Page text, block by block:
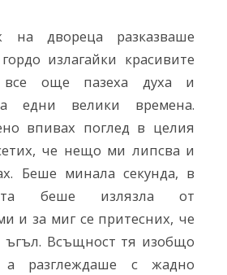
на двореца разказваше
излагайки красивите
още пазеха духа и
едни велики времена.
впивах поглед в целия
че нещо ми липсва и
Беше минала секунда, в
беше излязла от
и за миг се притесних, че
ъгъл. Всъщност тя изобщо
а разглеждаше с жадно